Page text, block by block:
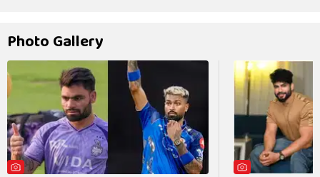
Photo Gallery